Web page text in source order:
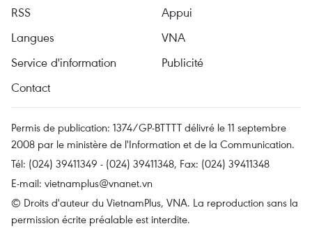
RSS
Appui
Langues
VNA
Service d'information
Publicité
Contact
Permis de publication: 1374/GP-BTTTT délivré le 11 septembre
2008 par le ministère de l'Information et de la Communication.
Tél: (024) 39411349 - (024) 39411348, Fax: (024) 39411348
E-mail: vietnamplus@vnanet.vn
© Droits d'auteur du VietnamPlus, VNA. La reproduction sans la
permission écrite préalable est interdite.